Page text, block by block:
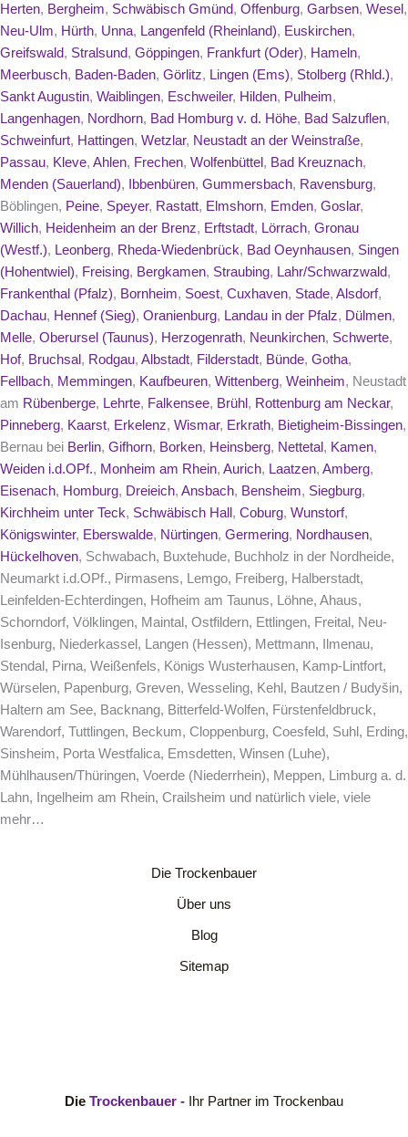
Herten, Bergheim, Schwäbisch Gmünd, Offenburg, Garbsen, Wesel,
Neu-Ulm, Hürth, Unna, Langenfeld (Rheinland), Euskirchen,
Greifswald, Stralsund, Göppingen, Frankfurt (Oder), Hameln,
Meerbusch, Baden-Baden, Görlitz, Lingen (Ems), Stolberg (Rhld.),
Sankt Augustin, Waiblingen, Eschweiler, Hilden, Pulheim,
Langenhagen, Nordhorn, Bad Homburg v. d. Höhe, Bad Salzuflen,
Schweinfurt, Hattingen, Wetzlar, Neustadt an der Weinstraße,
Passau, Kleve, Ahlen, Frechen, Wolfenbüttel, Bad Kreuznach,
Menden (Sauerland), Ibbenbüren, Gummersbach, Ravensburg,
Böblingen, Peine, Speyer, Rastatt, Elmshorn, Emden, Goslar,
Willich, Heidenheim an der Brenz, Erftstadt, Lörrach, Gronau
(Westf.), Leonberg, Rheda-Wiedenbrück, Bad Oeynhausen, Singen
(Hohentwiel), Freising, Bergkamen, Straubing, Lahr/Schwarzwald,
Frankenthal (Pfalz), Bornheim, Soest, Cuxhaven, Stade, Alsdorf,
Dachau, Hennef (Sieg), Oranienburg, Landau in der Pfalz, Dülmen,
Melle, Oberursel (Taunus), Herzogenrath, Neunkirchen, Schwerte,
Hof, Bruchsal, Rodgau, Albstadt, Filderstadt, Bünde, Gotha,
Fellbach, Memmingen, Kaufbeuren, Wittenberg, Weinheim, Neustadt
am Rübenberge, Lehrte, Falkensee, Brühl, Rottenburg am Neckar,
Pinneberg, Kaarst, Erkelenz, Wismar, Erkrath, Bietigheim-Bissingen,
Bernau bei Berlin, Gifhorn, Borken, Heinsberg, Nettetal, Kamen,
Weiden i.d.OPf., Monheim am Rhein, Aurich, Laatzen, Amberg,
Eisenach, Homburg, Dreieich, Ansbach, Bensheim, Siegburg,
Kirchheim unter Teck, Schwäbisch Hall, Coburg, Wunstorf,
Königswinter, Eberswalde, Nürtingen, Germering, Nordhausen,
Hückelhoven, Schwabach, Buxtehude, Buchholz in der Nordheide,
Neumarkt i.d.OPf., Pirmasens, Lemgo, Freiberg, Halberstadt,
Leinfelden-Echterdingen, Hofheim am Taunus, Löhne, Ahaus,
Schorndorf, Völklingen, Maintal, Ostfildern, Ettlingen, Freital, Neu-
Isenburg, Niederkassel, Langen (Hessen), Mettmann, Ilmenau,
Stendal, Pirna, Weißenfels, Königs Wusterhausen, Kamp-Lintfort,
Würselen, Papenburg, Greven, Wesseling, Kehl, Bautzen / Budyšin,
Haltern am See, Backnang, Bitterfeld-Wolfen, Fürstenfeldbruck,
Warendorf, Tuttlingen, Beckum, Cloppenburg, Coesfeld, Suhl, Erding,
Sinsheim, Porta Westfalica, Emsdetten, Winsen (Luhe),
Mühlhausen/Thüringen, Voerde (Niederrhein), Meppen, Limburg a. d.
Lahn, Ingelheim am Rhein, Crailsheim und natürlich viele, viele
mehr…
Die Trockenbauer
Über uns
Blog
Sitemap
Die Trockenbauer - Ihr Partner im Trockenbau